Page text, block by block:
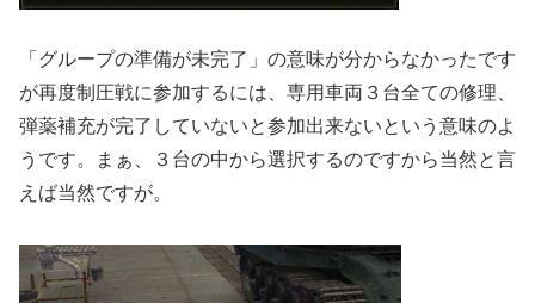
「グループの準備が未完了」の意味が分からなかったです
が再度制圧戦に参加するには、専用車両３台全ての修理、
弾薬補充が完了していないと参加出来ないという意味のよ
うです。まぁ、３台の中から選択するのですから当然と言
えば当然ですが。